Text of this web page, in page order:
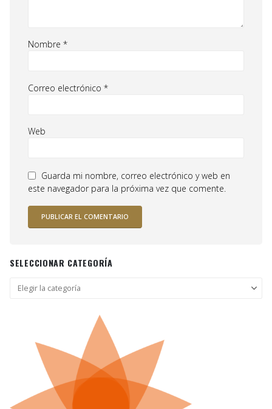
Nombre *
Correo electrónico *
Web
Guarda mi nombre, correo electrónico y web en
este navegador para la próxima vez que comente.
SELECCIONAR CATEGORÍA
Seleccionar
categoría